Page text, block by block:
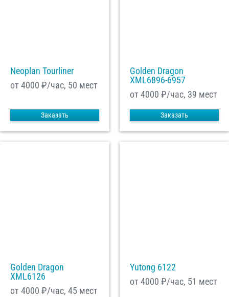
Neoplan Tourliner
от 4000 ₽/час, 50 мест
Заказать
Golden Dragon
XML6896-6957
от 4000 ₽/час, 39 мест
Заказать
Golden Dragon
XML6126
от 4000 ₽/час, 45 мест
Yutong 6122
от 4000 ₽/час, 51 мест